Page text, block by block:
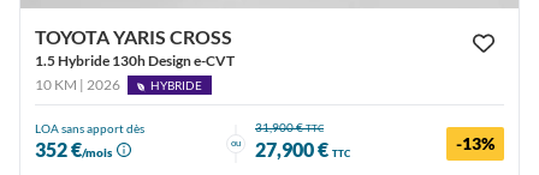
TOYOTA YARIS CROSS
1.5 Hybride 130h Design e-CVT
10 KM | 2026
HYBRIDE
LOA sans apport dès
352 €/mois
ou
31,900 €TTC
27,900 € TTC -13%